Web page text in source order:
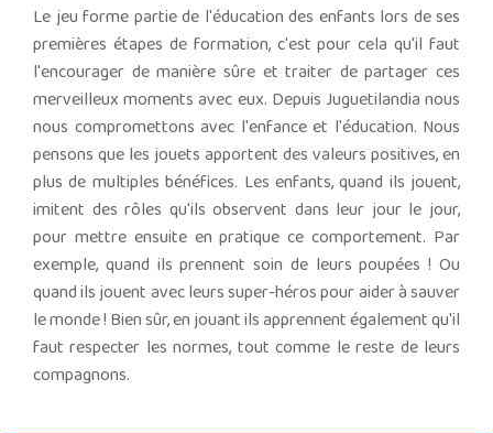
Le jeu forme partie de l'éducation des enfants lors de ses
premières étapes de formation, c'est pour cela qu'il faut
l'encourager de manière sûre et traiter de partager ces
merveilleux moments avec eux. Depuis Juguetilandia nous
nous compromettons avec l'enfance et l'éducation. Nous
pensons que les jouets apportent des valeurs positives, en
plus de multiples bénéfices. Les enfants, quand ils jouent,
imitent des rôles qu'ils observent dans leur jour le jour,
pour mettre ensuite en pratique ce comportement. Par
exemple, quand ils prennent soin de leurs poupées ! Ou
quand ils jouent avec leurs super-héros pour aider à sauver
le monde ! Bien sûr, en jouant ils apprennent également qu'il
faut respecter les normes, tout comme le reste de leurs
compagnons.